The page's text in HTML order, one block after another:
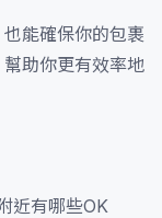
能確保你的包裹
助你更有效率地
近有哪些OK